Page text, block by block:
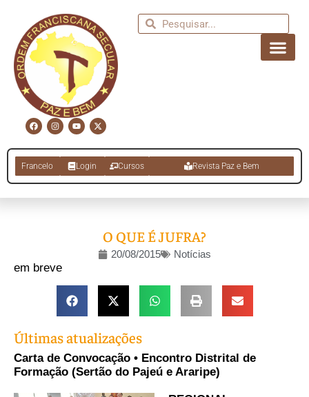
Francelo Login Cursos Revista Paz e Bem
O QUE É JUFRA?
20/08/2015 Notícias
em breve
Últimas atualizações
Carta de Convocação • Encontro Distrital de
Formação (Sertão do Pajeú e Araripe)